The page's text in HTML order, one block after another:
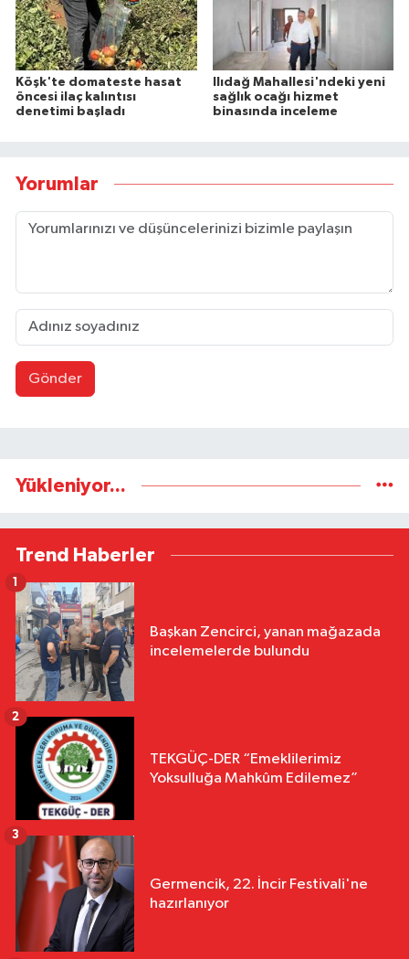
Köşk'te domateste hasat
öncesi ilaç kalıntısı
denetimi başladı
Ilıdağ Mahallesi'ndeki yeni
sağlık ocağı hizmet
binasında inceleme
Yorumlar
Gönder
Yükleniyor...
Trend Haberler
Başkan Zencirci, yanan mağazada
incelemelerde bulundu
1
TEKGÜÇ-DER “Emeklilerimiz
Yoksulluğa Mahkûm Edilemez”
2
Germencik, 22. İncir Festivali'ne
hazırlanıyor
3